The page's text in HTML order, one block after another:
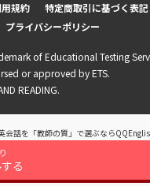
る
規約
特定商取引に基づく表記
プライバシーポリシー
of Educational Testing
or approved by ETS.
READING.
会話を「教師の質」で選ぶなら